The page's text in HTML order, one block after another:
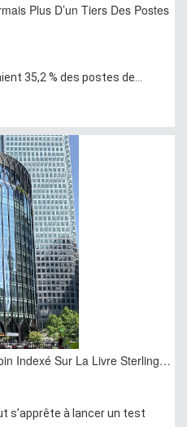
Plus D’un Tiers Des Postes
35,2 % des postes de...
Indexé Sur La Livre Sterling…
s’apprête à lancer un test